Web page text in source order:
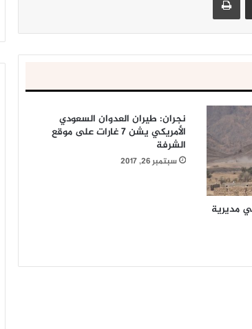
مديرية
نجران: طيران العدوان السعودي
الأمريكي يشن 7 غارات على موقع
الشرفة
سبتمبر 26, 2017